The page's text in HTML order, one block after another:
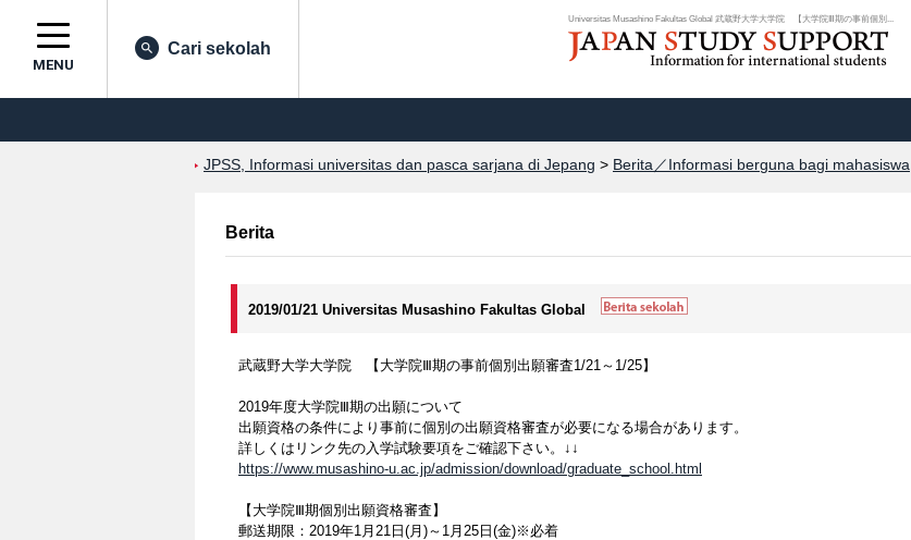
Universitas Musashino Fakultas Global 武蔵野大学大学院 【大学院Ⅲ期の事前個別...
MENU
Cari sekolah
JPSS, Informasi universitas dan pasca sarjana di Jepang > Berita／Informasi berguna bagi mahasiswa
Berita
2019/01/21 Universitas Musashino Fakultas Global
武蔵野大学大学院 【大学院Ⅲ期の事前個別出願審査1/21～1/25】
2019年度大学院Ⅲ期の出願について
出願資格の条件により事前に個別の出願資格審査が必要になる場合があります。
詳しくはリンク先の入学試験要項をご確認下さい。↓↓
https://www.musashino-u.ac.jp/admission/download/graduate_school.html
【大学院Ⅲ期個別出願資格審査】
郵送期限：2019年1月21日(月)～1月25日(金)※必着